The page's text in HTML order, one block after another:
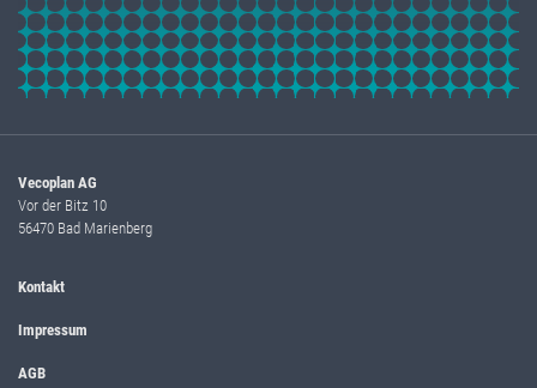
Vecoplan AG
Vor der Bitz 10
56470 Bad Marienberg
Kontakt
Impressum
AGB